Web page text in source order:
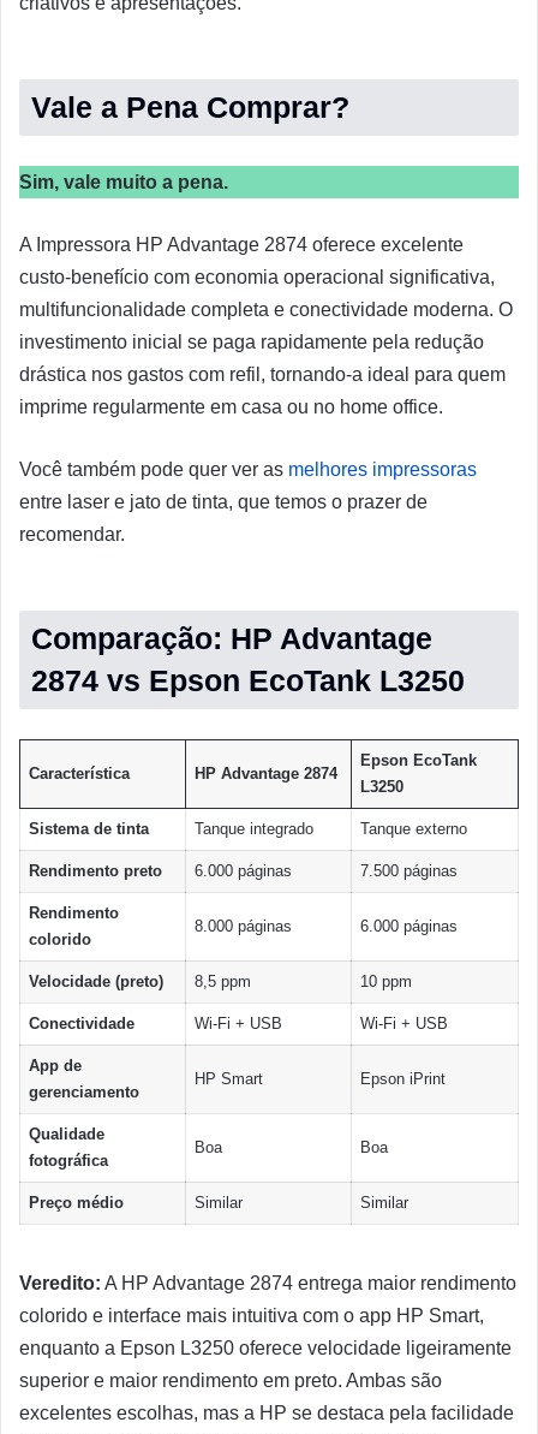
Vale a Pena Comprar?
Sim, vale muito a pena.
A Impressora HP Advantage 2874 oferece excelente
custo-benefício com economia operacional significativa,
multifuncionalidade completa e conectividade moderna. O
investimento inicial se paga rapidamente pela redução
drástica nos gastos com refil, tornando-a ideal para quem
imprime regularmente em casa ou no home office.
Você também pode quer ver as melhores impressoras
entre laser e jato de tinta, que temos o prazer de
recomendar.
Comparação: HP Advantage
2874 vs Epson EcoTank L3250
Característica HP Advantage 2874
Epson EcoTank
L3250
Sistema de tinta Tanque integrado Tanque externo
Rendimento preto 6.000 páginas 7.500 páginas
Rendimento
colorido
8.000 páginas 6.000 páginas
Velocidade (preto) 8,5 ppm 10 ppm
Conectividade Wi-Fi + USB Wi-Fi + USB
App de
gerenciamento
HP Smart Epson iPrint
Qualidade
fotográfica
Boa Boa
Preço médio Similar Similar
Veredito: A HP Advantage 2874 entrega maior rendimento
colorido e interface mais intuitiva com o app HP Smart,
enquanto a Epson L3250 oferece velocidade ligeiramente
superior e maior rendimento em preto. Ambas são
excelentes escolhas, mas a HP se destaca pela facilidade